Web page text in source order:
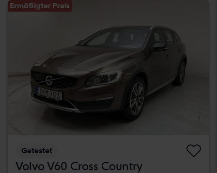
Ermäßigter Preis
Getestet
Volvo V60 Cross Country